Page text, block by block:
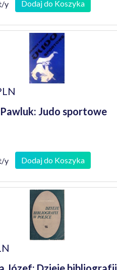
y Dodaj do Koszyka
Judo sportowe
y Dodaj do Koszyka